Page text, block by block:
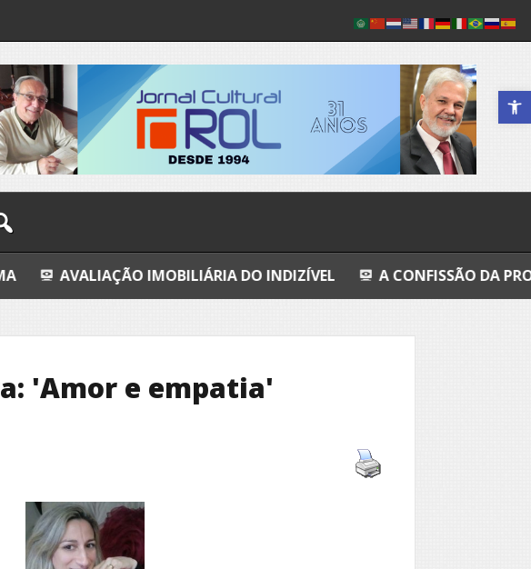
Abrir a
IMOBILIÁRIA DO INDIZÍVEL A CONFISSÃO DA PROSTITUTA I
'Amor e empatia'